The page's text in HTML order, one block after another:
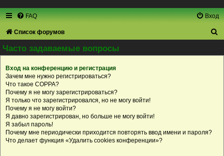
FAQ Вход
Список форумов
и
Часто задаваемые вопросы
Вход на конференцию и регистрация
Зачем мне нужно регистрироваться?
Что такое COPPA?
Почему я не могу зарегистрироваться?
Я только что зарегистрировался, но не могу войти!
Почему я не могу войти?
Я давно зарегистрирован, но больше не могу войти!
Я забыл пароль!
Почему мне периодически приходится повторять ввод имени и пароля?
Что делает функция «Удалить cookies конференции»?